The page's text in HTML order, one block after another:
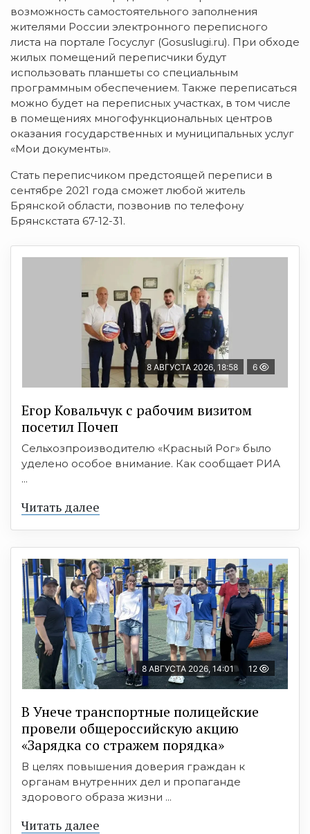
возможность самостоятельного заполнения
жителями России электронного переписного
листа на портале Госуслуг (Gosuslugi.ru). При обходе
жилых помещений переписчики будут
использовать планшеты со специальным
программным обеспечением. Также переписаться
можно будет на переписных участках, в том числе
в помещениях многофункциональных центров
оказания государственных и муниципальных услуг
«Мои документы».
Стать переписчиком предстоящей переписи в
сентябре 2021 года сможет любой житель
Брянской области, позвонив по телефону
Брянскстата 67-12-31.
8 АВГУСТА 2026, 18:58 6
Егор Ковальчук с рабочим визитом
посетил Почеп
Сельхозпроизводителю «Красный Рог» было
уделено особое внимание. Как сообщает РИА
...
Читать далее
8 АВГУСТА 2026, 14:01 12
В Унече транспортные полицейские
провели общероссийскую акцию
«Зарядка со стражем порядка»
В целях повышения доверия граждан к
органам внутренних дел и пропаганде
здорового образа жизни ...
Читать далее